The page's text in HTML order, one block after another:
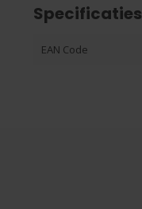
Specificaties
EAN Code